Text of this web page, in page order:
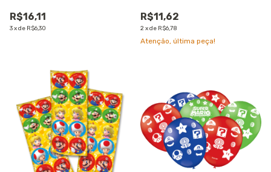
R$16,11
3xde R$6,30
R$11,62
2xde R$6,78
Atenção, última peça!